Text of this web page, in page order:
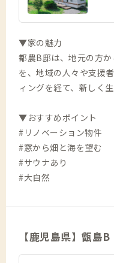
▼家の魅力
都農B邸は、地元の方
を、地域の人々や支援
ィングを経て、新しく
▼おすすめポイント
#リノベーション物件
#窓から畑と海を望む
#サウナあり
#大自然
【鹿児島県】甑島B